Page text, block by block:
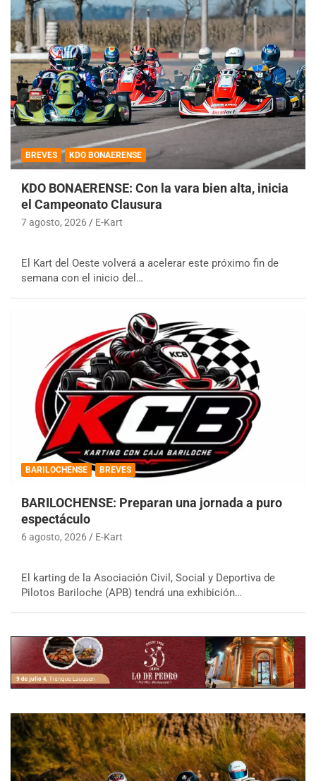
BREVES KDO BONAERENSE
KDO BONAERENSE: Con la vara bien alta, inicia
el Campeonato Clausura
7 agosto, 2026 E-Kart
El Kart del Oeste volverá a acelerar este próximo fin de
semana con el inicio del…
BARILOCHENSE BREVES
BARILOCHENSE: Preparan una jornada a puro
espectáculo
6 agosto, 2026 E-Kart
El karting de la Asociación Civil, Social y Deportiva de
Pilotos Bariloche (APB) tendrá una exhibición…